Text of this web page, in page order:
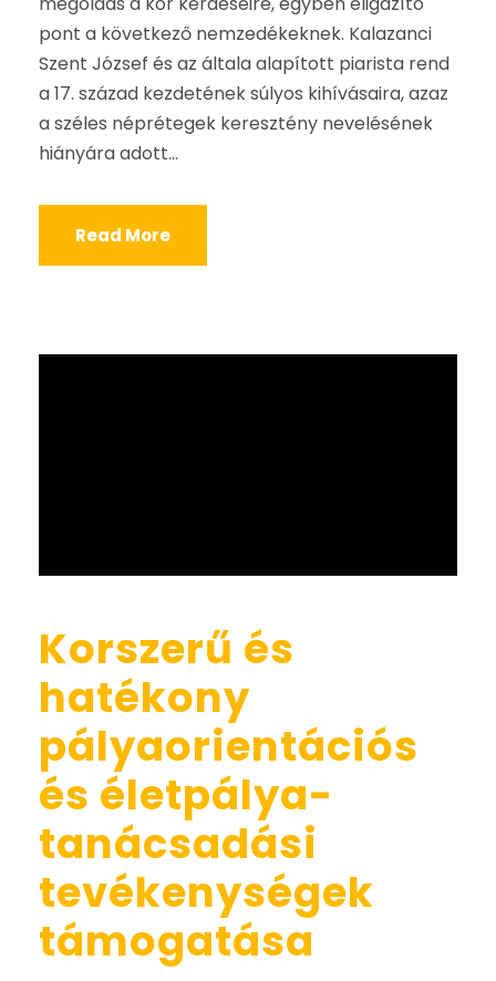
pont a következő nemzedékeknek. Kalazanci
Szent József és az általa alapított piarista rend
a 17. század kezdetének súlyos kihívásaira, azaz
a széles néprétegek keresztény nevelésének
hiányára adott...
Read More
Korszerű és
hatékony
pályaorientációs
és életpálya-
tanácsadási
tevékenységek
támogatása